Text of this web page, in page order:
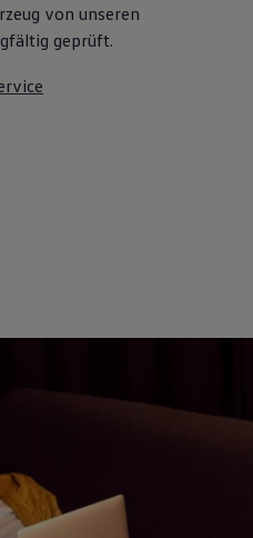
von unseren
geprüft.